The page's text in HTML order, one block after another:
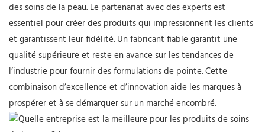
des soins de la peau. Le partenariat avec des experts est
essentiel pour créer des produits qui impressionnent les clients
et garantissent leur fidélité. Un fabricant fiable garantit une
qualité supérieure et reste en avance sur les tendances de
l’industrie pour fournir des formulations de pointe. Cette
combinaison d’excellence et d’innovation aide les marques à
prospérer et à se démarquer sur un marché encombré.